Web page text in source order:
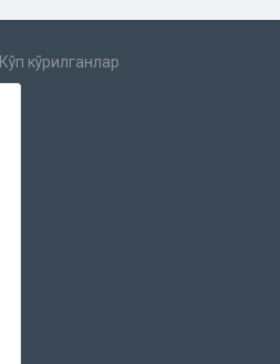
Кўп кўрилганлар